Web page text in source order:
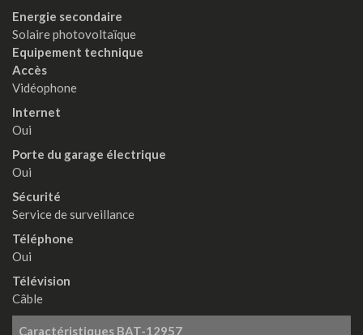
Energie secondaire
Solaire photovoltaïque
Equipement technique
Accès
Vidéophone
Internet
Oui
Porte du garage électrique
Oui
Sécurité
Service de surveillance
Téléphone
Oui
Télévision
Câble
Caractéristiques BAT-12957